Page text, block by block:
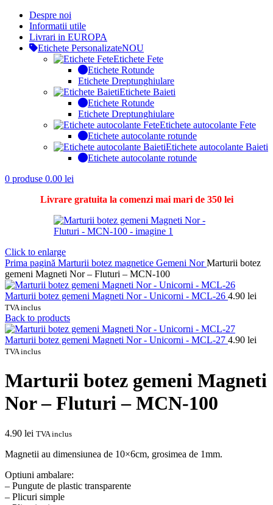
Despre noi
Informatii utile
Livrari in EUROPA
Etichete PersonalizateNOU
Etichete Fete
Etichete Rotunde
Etichete Dreptunghiulare
Etichete Baieti
Etichete Rotunde
Etichete Dreptunghiulare
Etichete autocolante Fete
Etichete autocolante rotunde
Etichete autocolante Baieti
Etichete autocolante rotunde
0 produse 0.00 lei
Livrare gratuita la comenzi mai mari de 350 lei
Click to enlarge
Prima pagină Marturii botez magnetice Gemeni NorMarturii botez
gemeni Magneti Nor – Fluturi – MCN-100
Marturii botez gemeni Magneti Nor - Unicorni - MCL-26 4.90 lei
TVA inclus
Back to products
Marturii botez gemeni Magneti Nor - Unicorni - MCL-27 4.90 lei
TVA inclus
Marturii botez gemeni Magneti
Nor – Fluturi – MCN-100
4.90 lei TVA inclus
Magnetii au dimensiunea de 10×6cm, grosimea de 1mm.
Optiuni ambalare:
– Pungute de plastic transparente
– Plicuri simple